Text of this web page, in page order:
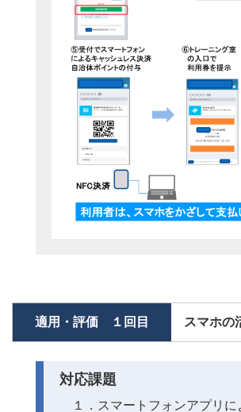
適用・評価 １回目 スマホの
対応課題
１．スマートフォンアプリに